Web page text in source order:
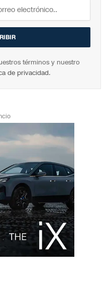
términos y nuestro
de privacidad.